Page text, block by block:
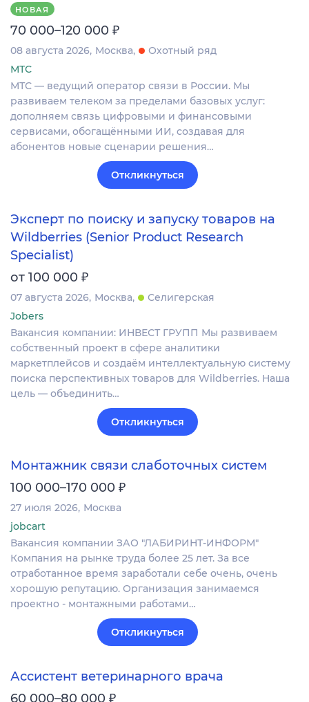
НОВАЯ
70 000–120 000 ₽
08 августа 2026 Москва
Охотный ряд
МТС
МТС — ведущий оператор связи в России. Мы
развиваем телеком за пределами базовых услуг:
дополняем связь цифровыми и финансовыми
сервисами, обогащёнными ИИ, создавая для
абонентов новые сценарии решения…
Откликнуться
Эксперт по поиску и запуску товаров на
Wildberries (Senior Product Research
Specialist)
от 100 000 ₽
07 августа 2026 Москва
Селигерская
Jobers
Вакансия компании: ИНВЕСТ ГРУПП Мы развиваем
собственный проект в сфере аналитики
маркетплейсов и создаём интеллектуальную систему
поиска перспективных товаров для Wildberries. Наша
цель — объединить…
Откликнуться
Монтажник связи слаботочных систем
100 000–170 000 ₽
27 июля 2026 Москва
jobcart
Вакансия компании ЗАО "ЛАБИРИНТ-ИНФОРМ"
Компания на рынке труда более 25 лет. За все
отработанное время заработали себе очень, очень
хорошую репутацию. Организация занимаемся
проектно - монтажными работами…
Откликнуться
Ассистент ветеринарного врача
60 000–80 000 ₽